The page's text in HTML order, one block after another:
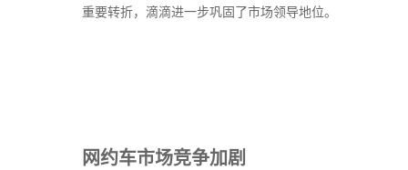
重要转折，滴滴进一步巩固了市场领导地位。
网约车市场竞争加剧